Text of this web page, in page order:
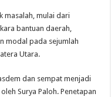
masalah, mulai dari
bantuan daerah,
modal pada sejumlah
Utara.
dan sempat menjadi
Surya Paloh. Penetapan